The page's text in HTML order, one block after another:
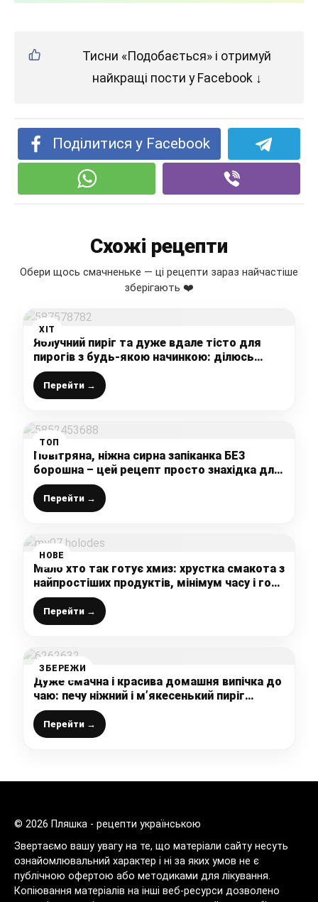
Тисни «Подобається» і отримуй
найкращі пости у Facebook ↓
Поділитися у Facebook
Схожі рецепти
Обери щось смачненьке — ці рецепти зараз найчастіше
зберігають ❤️
ХІТ
Яблучний пиріг та дуже вдале тісто для
пирогів з будь-якою начинкою: ділюсь
покроковим рецептом ніжної і смачної
випічки до чаю
Перейти →
ТОП
Повітряна, ніжна сирна запіканка БЕЗ
борошна – цей рецепт просто знахідка для
мене!
Перейти →
НОВЕ
Мало хто так готує хмиз: хрустка смакота з
найпростіших продуктів, мінімум часу і гора
смакоти на столі
Перейти →
ЗБЕРЕЖИ
Дуже смачна і красива домашня випічка до
чаю: печу ніжний і м’якесенький пиріг
“Сніжинка” з маковою начинкою
Перейти →
© 2026 Пляшка - рецепти українською
Звертаємо вашу увагу на те, що матеріали сайту несуть
ознайомлювальний характер і ні за яких умов не є
публічною офертою або методиками для лікування.
Копіювання матеріалів на інші веб-ресурси дозволено